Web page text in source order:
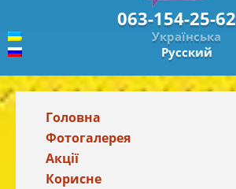
063-154-25-62
Українська
Русский
Головна
Фотогалерея
Акції
Корисне